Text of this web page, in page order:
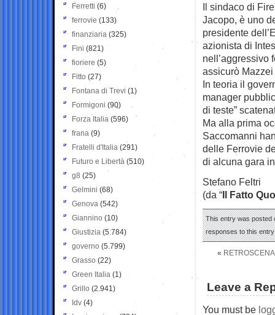
Il sindaco di
Jacopo, è uno
presidente
azionista di
nell’aggressivo
assicurò
In teoria il
manager
di teste”
Ma alla prima
Saccomanni
delle Ferrovie
di alcuna gara
Stefano Feltri
(da “Il Fatto
This entry was posted
responses to this
«
Leave a
You must be
Ferretti (6)
ferrovie (133)
finanziaria (325)
Fini (821)
fioriere (5)
Fitto (27)
Fontana di Trevi (1)
Formigoni (90)
Forza Italia (596)
frana (9)
Fratelli d'Italia (291)
Futuro e Libertà (510)
g8 (25)
Gelmini (68)
Genova (542)
Giannino (10)
Giustizia (5.784)
governo (5.799)
Grasso (22)
Green Italia (1)
Grillo (2.941)
Idv (4)